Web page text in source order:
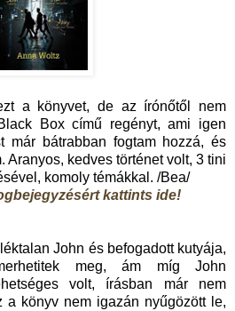
a könyvet, de az írónőtől nem
Box című regényt, ami igen
már bátrabban fogtam hozzá, és
Aranyos, kedves történet volt, 3 tini
komoly témákkal. /Bea/
kattints ide!
John és befogadott kutyája,
meg, ám míg John
volt, írásban már nem
a könyv nem igazán nyűgözött le,